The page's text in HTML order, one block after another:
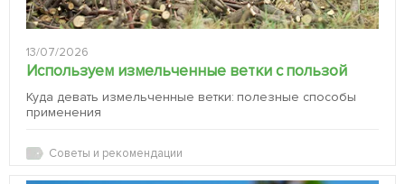
13/07/2026
Используем измельченные ветки с пользой
Куда девать измельченные ветки: полезные способы
применения
Советы и рекомендации